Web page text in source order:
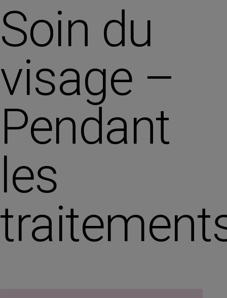
Soin du
visage –
Pendant
les